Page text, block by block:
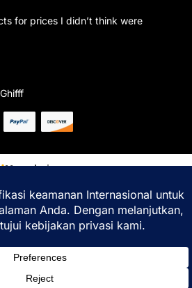
for prices I didn’t think were
Moerahnie.com
belanja terbaik Anda.